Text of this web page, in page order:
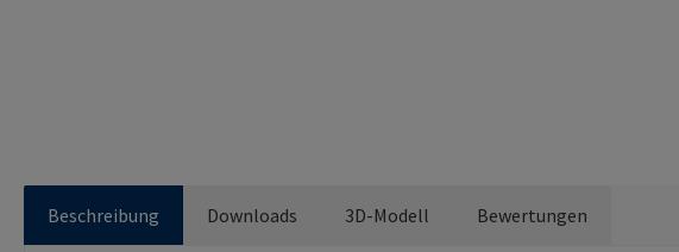
Beschreibung Downloads 3D-Modell Bewertungen